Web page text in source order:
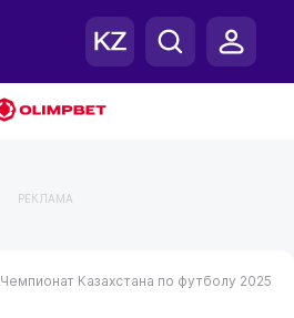
РЕКЛАМА
Чемпионат Казахстана по футболу 2025